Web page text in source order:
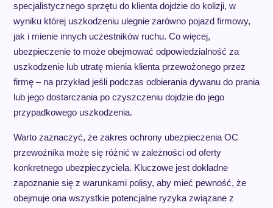
specjalistycznego sprzętu do klienta dojdzie do kolizji, w
wyniku której uszkodzeniu ulegnie zarówno pojazd firmowy,
jak i mienie innych uczestników ruchu. Co więcej,
ubezpieczenie to może obejmować odpowiedzialność za
uszkodzenie lub utratę mienia klienta przewożonego przez
firmę – na przykład jeśli podczas odbierania dywanu do prania
lub jego dostarczania po czyszczeniu dojdzie do jego
przypadkowego uszkodzenia.
Warto zaznaczyć, że zakres ochrony ubezpieczenia OC
przewoźnika może się różnić w zależności od oferty
konkretnego ubezpieczyciela. Kluczowe jest dokładne
zapoznanie się z warunkami polisy, aby mieć pewność, że
obejmuje ona wszystkie potencjalne ryzyka związane z